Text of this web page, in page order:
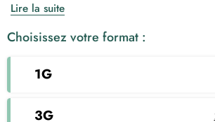
Lire la suite
Choisissez votre format :
1g
3g